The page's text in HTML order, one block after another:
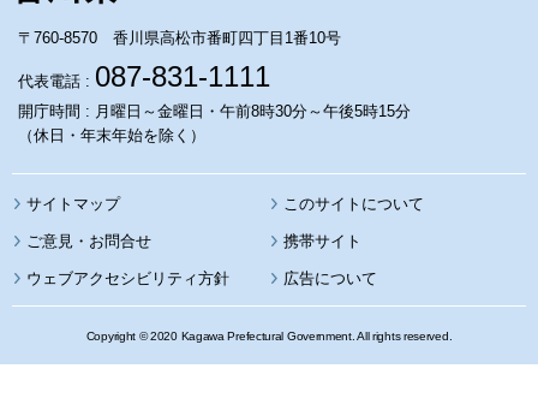
〒760-8570 香川県高松市番町四丁目1番10号
代表電話 : 087-831-1111
開庁時間 : 月曜日～金曜日・午前8時30分～午後5時15分
（休日・年末年始を除く）
サイトマップ このサイトについて
携帯サイト
ウェブアクセシビリティ方針 広告について
Copyright © 2020 Kagawa Prefectural Government. All rights reserved.